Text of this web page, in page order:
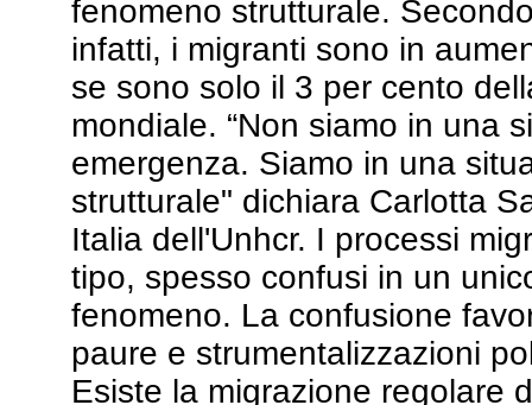
fenomeno strutturale.
infatti, i migranti sono in
se sono solo il 3 per cento
mondiale. “Non siamo in una
emergenza. Siamo in una
strutturale" dichiara Carlotta
Italia dell'Unhcr. I processi
tipo, spesso confusi in un
fenomeno. La confusione
paure e strumentalizzazioni
Esiste la migrazione regolare